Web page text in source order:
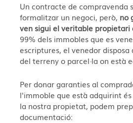
Un contracte de compravenda
formalitzar un negoci, però, no
ven sigui el veritable propietari
99% dels immobles que es
escriptures, el venedor
del terreny o parcel·la on està
Per donar garanties al
l'immoble que està adquirint
la nostra propietat, podem
documentació: